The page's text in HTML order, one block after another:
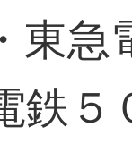
東急
鉄